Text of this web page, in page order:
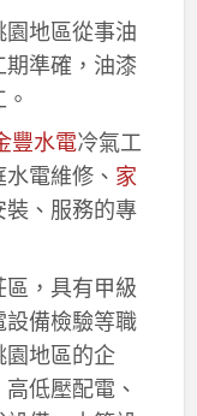
地區從事油
期準確，油漆
豐水電冷氣工
電維修、 家
、服務的專
，具有甲級
設備檢驗等職
園地區的企
高低壓配電、